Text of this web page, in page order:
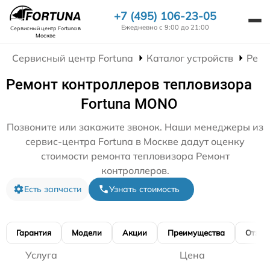
Сервисный центр Fortunaв
Москве
+7 (495) 106-23-05
Ежедневно с 9:00 до 21:00
Сервисный центр Fortuna Каталог устройств
Ремонт контроллеров тепловизора
Fortuna MONO
Позвоните или закажите звонок. Наши менеджеры из
сервис-центра Fortuna в Москве дадут оценку
стоимости ремонта тепловизора Ремонт
контроллеров.
Есть запчасти Узнать стоимость
Гарантия Модели Акции Преимущества
Услуга Цена